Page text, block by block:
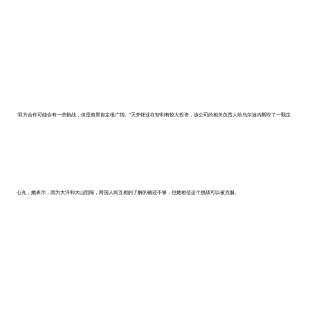
“双方合作可能会有一些挑战，但是前景肯定很广阔。”天齐锂业在智利有较大投资，该公司的相关负责人给乌尔迪内斯吃了一颗定
心丸，她表示，因为大洋和大山阻隔，两国人民互相的了解的确还不够，但她相信这个挑战可以被克服。